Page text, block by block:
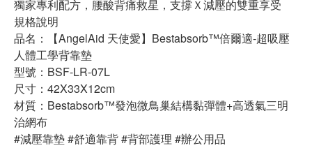
獨家專利配方，腰酸背痛救星，支撐Ｘ減壓的雙重享受
規格說明
品名：【AngelAid 天使愛】Bestabsorb™倍爾適-超吸壓
人體工學背靠墊
型號：BSF-LR-07L
尺寸：42X33X12cm
材質：Bestabsorb™發泡微鳥巢結構黏彈體+高透氣三明
治網布
#減壓靠墊 #舒適靠背 #背部護理 #辦公用品